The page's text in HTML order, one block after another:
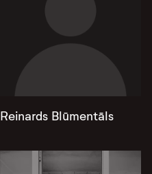
Reinards Blūmentāls